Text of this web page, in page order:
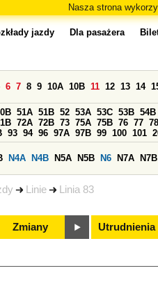
Nasza strona
Linie Linia 83
jazdy Dla pasażera
6 7 8 9 10A 10B 11 12 13 14
51A 51B 52 53A 53C 53B 54B
72A 72B 73 75A 75B 76 77 78
93 94 96 97A 97B 99 100 101
N4A N4B N5A N5B N6 N7A N7B
Zmiany Utrudnienia